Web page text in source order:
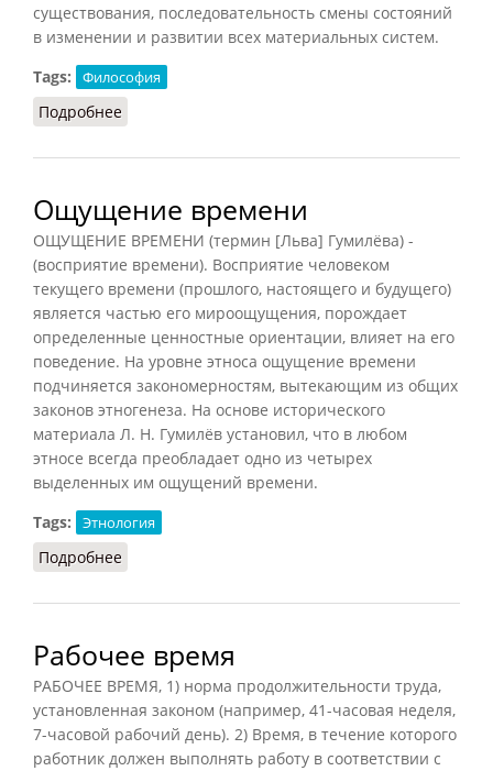
существования, последовательность смены состояний
в изменении и развитии всех материальных систем.
Tags:
Философия
Подробнее
Ощущение времени
ОЩУЩЕНИЕ ВРЕМЕНИ (термин [Льва] Гумилёва) -
(восприятие времени). Восприятие человеком
текущего времени (прошлого, настоящего и будущего)
является частью его мироощущения, порождает
определенные ценностные ориентации, влияет на его
поведение. На уровне этноса ощущение времени
подчиняется закономерностям, вытекающим из общих
законов этногенеза. На основе исторического
материала Л. Н. Гумилёв установил, что в любом
этносе всегда преобладает одно из четырех
выделенных им ощущений времени.
Tags:
Этнология
Подробнее
Рабочее время
РАБОЧЕЕ ВРЕМЯ, 1) норма продолжительности труда,
установленная законом (например, 41-часовая неделя,
7-часовой рабочий день). 2) Время, в течение которого
работник должен выполнять работу в соответствии с